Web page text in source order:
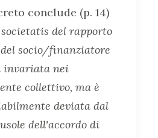
conclude (p. 14)
del rapporto
socio/finanziatore
invariata nei
collettivo, ma è
deviata dal
dell'accordo di